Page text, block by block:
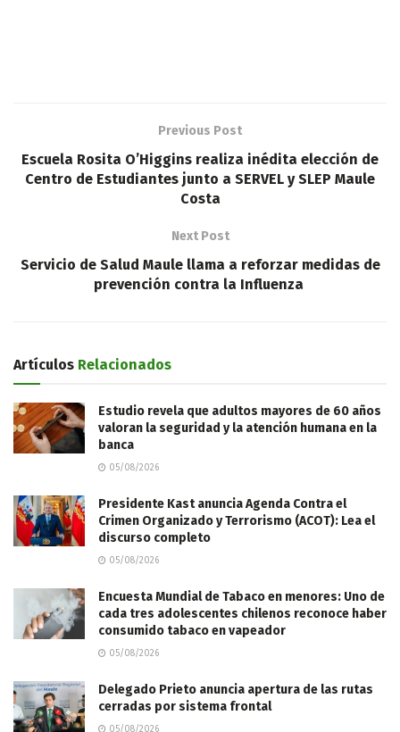
Previous Post
Escuela Rosita O’Higgins realiza inédita elección de
Centro de Estudiantes junto a SERVEL y SLEP Maule
Costa
Next Post
Servicio de Salud Maule llama a reforzar medidas de
prevención contra la Influenza
Artículos Relacionados
Estudio revela que adultos mayores de 60 años
valoran la seguridad y la atención humana en la
banca
05/08/2026
Presidente Kast anuncia Agenda Contra el
Crimen Organizado y Terrorismo (ACOT): Lea el
discurso completo
05/08/2026
Encuesta Mundial de Tabaco en menores: Uno de
cada tres adolescentes chilenos reconoce haber
consumido tabaco en vapeador
05/08/2026
Delegado Prieto anuncia apertura de las rutas
cerradas por sistema frontal
05/08/2026